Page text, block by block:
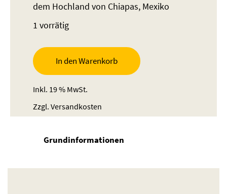
dem Hochland von Chiapas, Mexiko
1 vorrätig
In den Warenkorb
Inkl. 19 % MwSt.
Zzgl. Versandkosten
Grundinformationen